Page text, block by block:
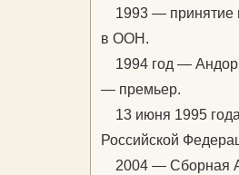
1993 — принятие
в ООН.
1994 год —
— премьер.
13 июня 1995
Российской
2004 — Сборная